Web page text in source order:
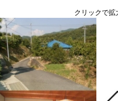
クリックで拡